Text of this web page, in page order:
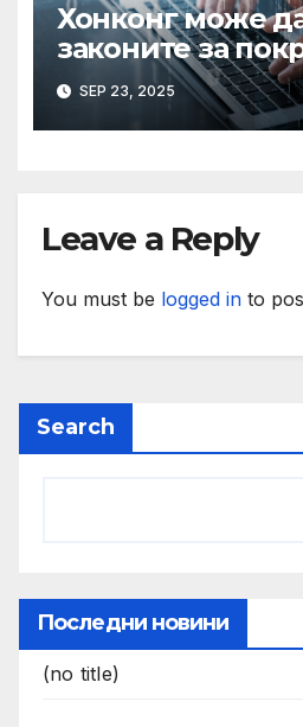
Хонконг може
законите за
използването
сексуални
казва
SEP 23, 2025
Leave a Reply
You must be logged in to
Search
Последни новини
(no title)